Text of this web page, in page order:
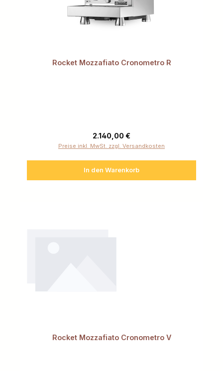
Rocket Mozzafiato Cronometro R
Regulärer Preis:
2.140,00 €
Preise inkl. MwSt. zzgl. Versandkosten
In den Warenkorb
Rocket Mozzafiato Cronometro V